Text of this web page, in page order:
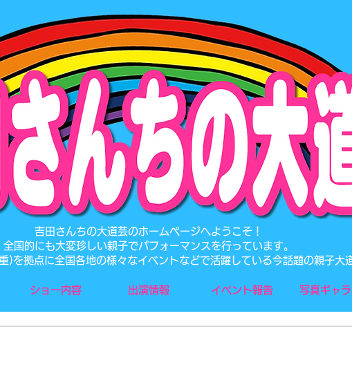
​吉田さんちの大道芸のホームページへようこそ！
全国的にも大変珍しい親子でパフォーマンスを行っています。
)を拠点に全国各地の様々なイベントなどで活躍している今話題の親子大
ショー内容 出演情報 イベント報告 写真ギャ